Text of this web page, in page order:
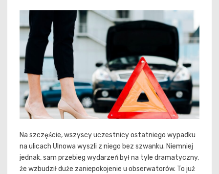
Na szczęście, wszyscy uczestnicy ostatniego wypadku
na ulicach Ulnowa wyszli z niego bez szwanku. Niemniej
jednak, sam przebieg wydarzeń był na tyle dramatyczny,
że wzbudził duże zaniepokojenie u obserwatorów. To już